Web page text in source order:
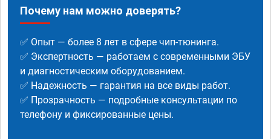
Почему нам можно доверять?
✅ Опыт — более 8 лет в сфере чип-тюнинга.
✅ Экспертность — работаем с современными ЭБУ
и диагностическим оборудованием.
✅ Надежность — гарантия на все виды работ.
✅ Прозрачность — подробные консультации по
телефону и фиксированные цены.